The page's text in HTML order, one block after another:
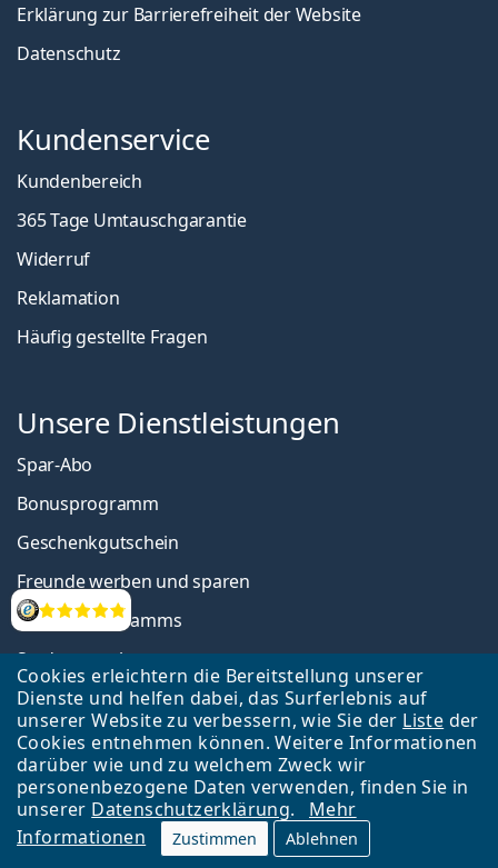
Cookies erleichtern die Bereitstellung unserer
Dienste und helfen dabei, das Surferlebnis auf
unserer Website zu verbessern, wie Sie der Liste der
Cookies entnehmen können. Weitere Informationen
darüber wie und zu welchem Zweck wir
personenbezogene Daten verwenden, finden Sie in
unserer Datenschutzerklärung.
Mehr
Informationen
Zustimmen Ablehnen
Bewertung
Erklärung zur Barrierefreiheit der Website
Datenschutz
Kundenservice
Kundenbereich
365 Tage Umtauschgarantie
Widerruf
Reklamation
Häufig gestellte Fragen
Unsere Dienstleistungen
Spar-Abo
Bonusprogramm
Geschenkgutschein
Freunde werben und sparen
Affiliate Programms
Studentenrabatt
Wissenswertes
Blog
Kontaktlinsen-Werte